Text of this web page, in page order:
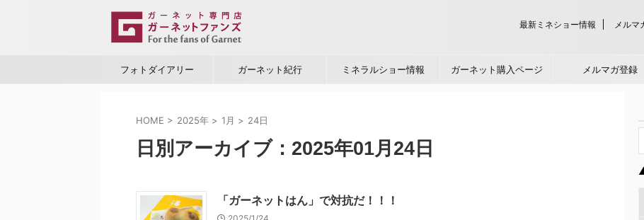
最新ミネショー情報 メルマ
フォトダイアリー ガーネット紀行 ミネラルショー情報 ガーネット購入ページ メルマガ登録
HOME > 2025年 > 1月 > 24日
日別アーカイブ：2025年01月24日
「ガーネットはん」で対抗だ！！！